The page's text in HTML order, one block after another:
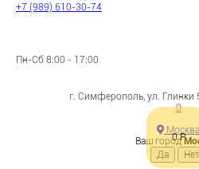
+7 (989) 610-30-74
Пн-Сб 8:00 - 17:00
г. Симферополь, ул. Глинки
0
0Р
Москва
Ваш город